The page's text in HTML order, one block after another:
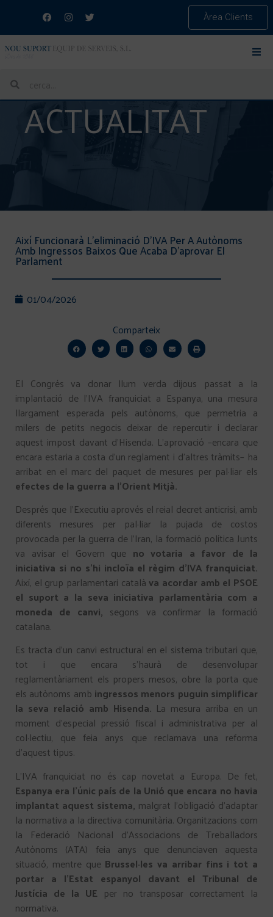
Àrea Clients
ACTUALITAT
Així Funcionarà L’eliminació D’IVA Per A Autònoms
Amb Ingressos Baixos Que Acaba D’aprovar El
Parlament
01/04/2026
Comparteix
El Congrés va donar llum verda dijous passat a la
implantació de l’IVA franquiciat a Espanya, una mesura
llargament esperada pels autònoms, que permetria a
milers de petits negocis deixar de repercutir i declarar
aquest impost davant d’Hisenda. L’aprovació –encara que
encara estaria a costa d’un reglament i d’altres tràmits– ha
arribat en el marc del paquet de mesures per pal·liar els
efectes de la guerra a l’Orient Mitjà.
Després que l’Executiu aprovés el reial decret anticrisi, amb
diferents mesures per pal·liar la pujada de costos
provocada per la guerra de l’Iran, la formació política Junts
va avisar el Govern que no votaria a favor de la
iniciativa si no s’hi incloïa el règim d’IVA franquiciat.
Així, el grup parlamentari catalàva acordar amb el PSOE
el suport a la seva iniciativa parlamentària com a
moneda de canvi, segons va confirmar la formació
catalana.
Es tracta d’un canvi estructural en el sistema tributari que,
tot i que encara s’haurà de desenvolupar
reglamentàriament els propers mesos, obre la porta que
els autònoms amb ingressos menors puguin simplificar
la seva relació amb Hisenda. La mesura arriba en un
moment d’especial pressió fiscal i administrativa per al
col·lectiu, que feia anys que reclamava una reforma
d’aquest tipus.
L’IVA franquiciat no és cap novetat a Europa. De fet,
Espanya era l’únic país de la Unió que encara no havia
implantat aquest sistema, malgrat l’obligació d’adaptar
la normativa a la directiva comunitària. Organitzacions com
la Federació Nacional d’Associacions de Treballadors
Autònoms (ATA) feia anys que denunciaven aquesta
situació, mentre que Brussel·les va arribar fins i tot a
portar a l’Estat espanyol davant el Tribunal de
Justícia de la UE per no transposar correctament la
normativa.